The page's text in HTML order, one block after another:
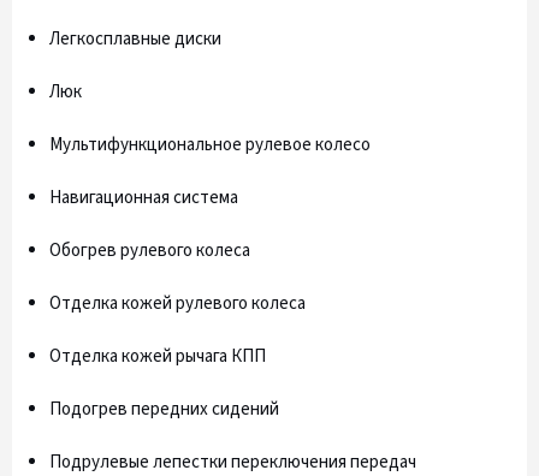
Легкосплавные диски
Люк
Мультифункциональное рулевое колесо
Навигационная система
Обогрев рулевого колеса
Отделка кожей рулевого колеса
Отделка кожей рычага КПП
Подогрев передних сидений
Подрулевые лепестки переключения передач